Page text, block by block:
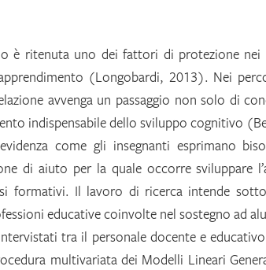
è ritenuta uno dei fattori di protezione
(Longobardi, 2013). Nei
avvenga un passaggio non solo di
indispensabile dello sviluppo cognitivo
come gli insegnanti esprimano
di aiuto per la quale occorre sviluppare
formativi. Il lavoro di ricerca intende
educative coinvolte nel sostegno ad
tra il personale docente e educativo
multivariata dei Modelli Lineari